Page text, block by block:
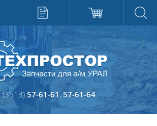
(3513) 57-61-61,57-61-64